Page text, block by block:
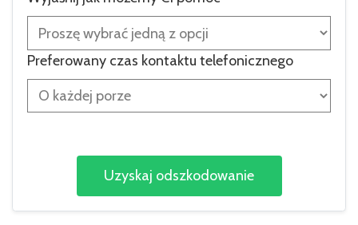
Preferowany czas kontaktu telefonicznego